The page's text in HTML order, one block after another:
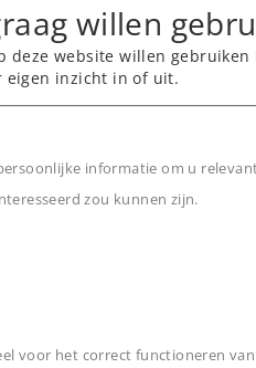
willen
website willen
eigen inzicht in of uit.
informatie om u
zou kunnen zijn.
voor het correct functioneren